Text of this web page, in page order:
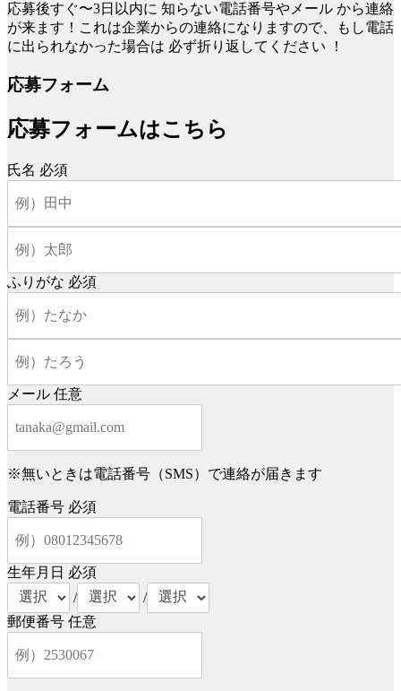
応募後すぐ〜3日以内に 知らない電話番号やメール から連絡
が来ます！これは企業からの連絡になりますので、もし電話
に出られなかった場合は 必ず折り返してください ！
応募フォーム
応募フォームはこちら
氏名 必須
ふりがな 必須
メール 任意
※無いときは電話番号（SMS）で連絡が届きます
電話番号 必須
生年月日 必須
/
/
郵便番号 任意